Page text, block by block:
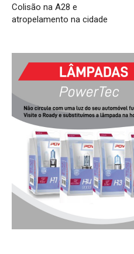
Colisão na A28 e
atropelamento na cidade